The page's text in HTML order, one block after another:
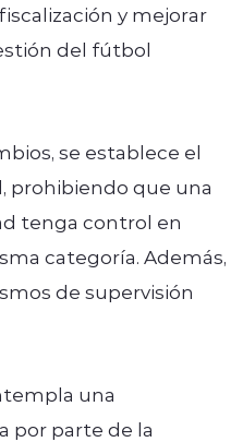
y mejorar
del fútbol
se establece el
prohibiendo que una
tenga control en
categoría. Además,
de supervisión
una
por parte de la